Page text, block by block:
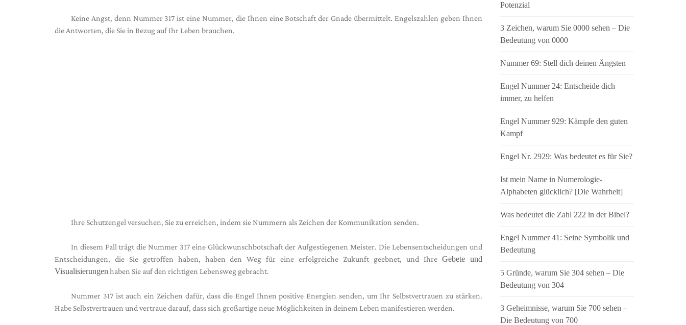
Keine Angst, denn Nummer 317 ist eine Nummer, die Ihnen eine Botschaft der Gnade übermittelt. Engelszahlen geben Ihnen
die Antworten, die Sie in Bezug auf Ihr Leben brauchen.
Ihre Schutzengel versuchen, Sie zu erreichen, indem sie Nummern als Zeichen der Kommunikation senden.
In diesem Fall trägt die Nummer 317 eine Glückwunschbotschaft der Aufgestiegenen Meister. Die Lebensentscheidungen und
Entscheidungen, die Sie getroffen haben, haben den Weg für eine erfolgreiche Zukunft geebnet, und Ihre Gebete und
Visualisierungen haben Sie auf den richtigen Lebensweg gebracht.
Nummer 317 ist auch ein Zeichen dafür, dass die Engel Ihnen positive Energien senden, um Ihr Selbstvertrauen zu stärken.
Habe Selbstvertrauen und vertraue darauf, dass sich großartige neue Möglichkeiten in deinem Leben manifestieren werden.
Potenzial
3 Zeichen, warum Sie 0000 sehen – Die
Bedeutung von 0000
Nummer 69: Stell dich deinen Ängsten
Engel Nummer 24: Entscheide dich
immer, zu helfen
Engel Nummer 929: Kämpfe den guten
Kampf
Engel Nr. 2929: Was bedeutet es für Sie?
Ist mein Name in Numerologie-
Alphabeten glücklich? [Die Wahrheit]
Was bedeutet die Zahl 222 in der Bibel?
Engel Nummer 41: Seine Symbolik und
Bedeutung
5 Gründe, warum Sie 304 sehen – Die
Bedeutung von 304
3 Geheimnisse, warum Sie 700 sehen –
Die Bedeutung von 700